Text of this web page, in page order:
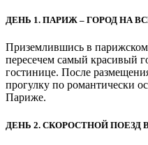
ДЕНЬ 1. ПАРИЖ – ГОРОД НА
Приземлившись в
пересечем самый красивый
гостинице. После
прогулку по романтически
Париже.
ДЕНЬ 2. СКОРОСТНОЙ ПОЕЗД